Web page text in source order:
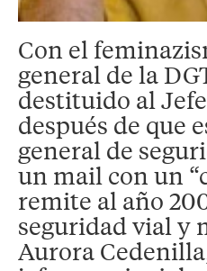
Con el
general de la
destituido al
después de que
general de
un mail con un
remite al año
seguridad vial y
Aurora